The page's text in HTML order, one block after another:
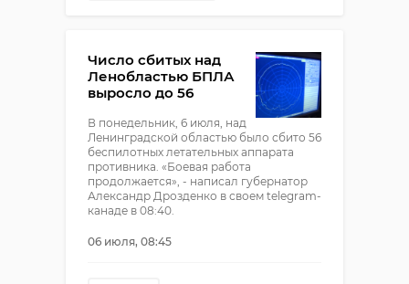
миграционный рейд
!видео
Число сбитых над
Ленобластью БПЛА
выросло до 56
В понедельник, 6 июля, над
Ленинградской областью было сбито 56
беспилотных летательных аппарата
противника. «Боевая работа
продолжается», - написал губернатор
Александр Дрозденко в своем telegram-
канаде в 08:40.
06 июля, 08:45